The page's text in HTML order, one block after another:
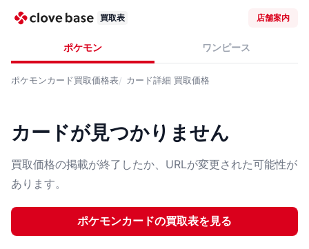
買取表 店舗案内
ポケモン ワンピース
ポケモンカード買取価格表 カード詳細 買取価格
カードが見つかりません
買取価格の掲載が終了したか、URLが変更された可能性が
あります。
ポケモンカードの買取表を見る